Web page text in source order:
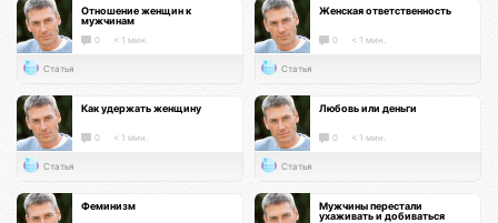
Отношение женщин к
мужчинам
0 < 1 мин.
Статья
Женская ответственность
0 < 1 мин.
Статья
Как удержать женщину
0 < 1 мин.
Статья
Любовь или деньги
0 < 1 мин.
Статья
Феминизм
Мужчины перестали
ухаживать и добиваться